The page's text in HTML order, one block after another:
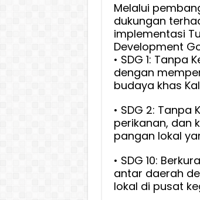
Melalui
dukungan
implementasi
Development
• SDG 1: Tanpa
dengan
budaya khas
• SDG 2:
perikanan, dan
pangan lokal
• SDG 10:
antar daerah
lokal di pusat